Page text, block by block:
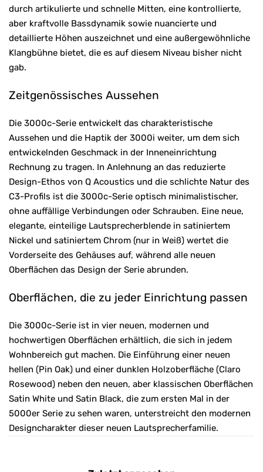
durch artikulierte und schnelle Mitten, eine kontrollierte,
aber kraftvolle Bassdynamik sowie nuancierte und
detaillierte Höhen auszeichnet und eine außergewöhnliche
Klangbühne bietet, die es auf diesem Niveau bisher nicht
gab.
Zeitgenössisches Aussehen
Die 3000c-Serie entwickelt das charakteristische
Aussehen und die Haptik der 3000i weiter, um dem sich
entwickelnden Geschmack in der Inneneinrichtung
Rechnung zu tragen. In Anlehnung an das reduzierte
Design-Ethos von Q Acoustics und die schlichte Natur des
C3-Profils ist die 3000c-Serie optisch minimalistischer,
ohne auffällige Verbindungen oder Schrauben. Eine neue,
elegante, einteilige Lautsprecherblende in satiniertem
Nickel und satiniertem Chrom (nur in Weiß) wertet die
Vorderseite des Gehäuses auf, während alle neuen
Oberflächen das Design der Serie abrunden.
Oberflächen, die zu jeder Einrichtung passen
Die 3000c-Serie ist in vier neuen, modernen und
hochwertigen Oberflächen erhältlich, die sich in jedem
Wohnbereich gut machen. Die Einführung einer neuen
hellen (Pin Oak) und einer dunklen Holzoberfläche (Claro
Rosewood) neben den neuen, aber klassischen Oberflächen
Satin White und Satin Black, die zum ersten Mal in der
5000er Serie zu sehen waren, unterstreicht den modernen
Designcharakter dieser neuen Lautsprecherfamilie.